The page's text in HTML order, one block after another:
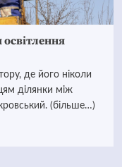
де його ніколи
ділянки між
(більше…)